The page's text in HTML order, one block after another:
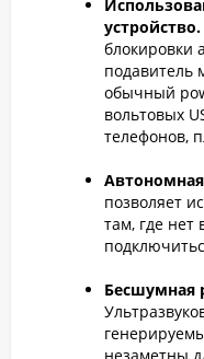
устройство.
блокировки
подавитель
обычный
вольтовых
телефонов,
позволяет
там, где нет
Бесшумная